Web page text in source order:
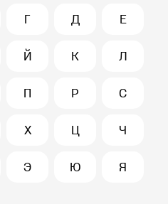
Г Д Е
Й К Л
П Р С
Х Ц Ч
Э Ю Я